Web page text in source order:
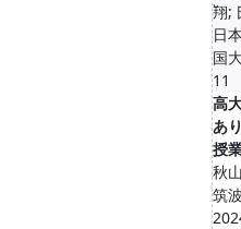
翔;
日
国
11
高
あ
授
秋
筑